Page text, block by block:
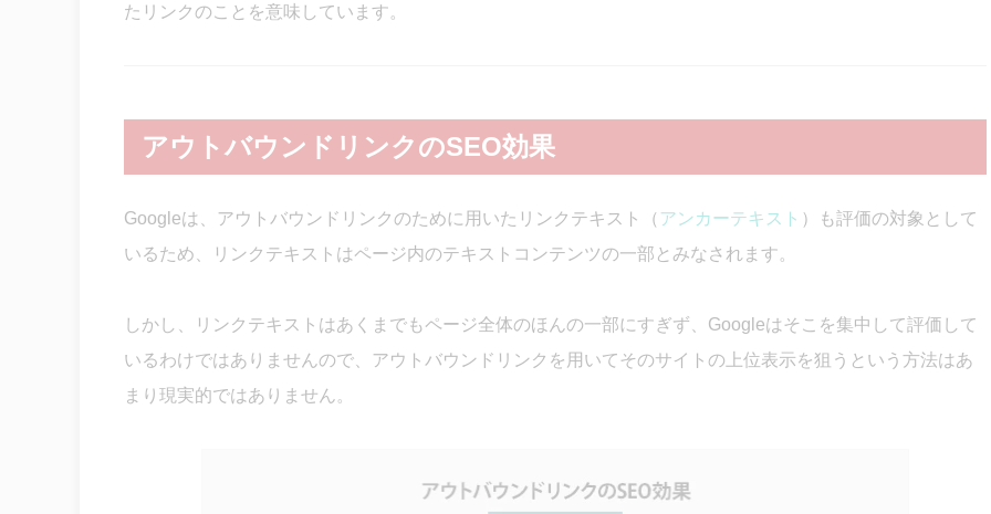
たリンクのことを意味しています。
アウトバウンドリンクのSEO効果
Googleは、アウトバウンドリンクのために用いたリンクテキスト（ アンカーテキスト ）も評価の対象として
いるため、リンクテキストはページ内のテキストコンテンツの一部とみなされます。
しかし、リンクテキストはあくまでもページ全体のほんの一部にすぎず、Googleはそこを集中して評価して
いるわけではありませんので、アウトバウンドリンクを用いてそのサイトの上位表示を狙うという方法はあ
まり現実的ではありません。